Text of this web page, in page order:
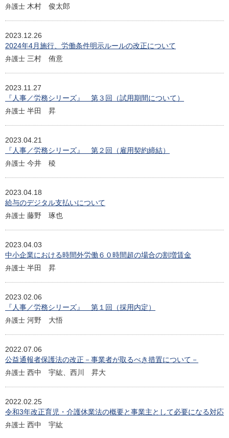
弁護士 木村 俊太郎
2023.12.26
2024年4月施行、労働条件明示ルールの改正について
弁護士 三村 侑意
2023.11.27
『人事／労務シリーズ』 第３回（試用期間について）
弁護士 半田 昇
2023.04.21
『人事／労務シリーズ』 第２回（雇用契約締結）
弁護士 今井 稜
2023.04.18
給与のデジタル支払いについて
弁護士 藤野 琢也
2023.04.03
中小企業における時間外労働６０時間超の場合の割増賃金
弁護士 半田 昇
2023.02.06
『人事／労務シリーズ』 第１回（採用内定）
弁護士 河野 大悟
2022.07.06
公益通報者保護法の改正－事業者が取るべき措置について－
弁護士 西中 宇紘、西川 昇大
2022.02.25
令和3年改正育児・介護休業法の概要と事業主として必要になる対応
弁護士 西中 宇紘